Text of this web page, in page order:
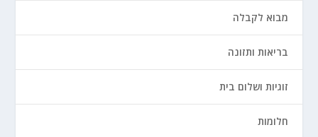
מבוא לקבלה
בריאות ותזונה
זוגיות ושלום בית
חלומות